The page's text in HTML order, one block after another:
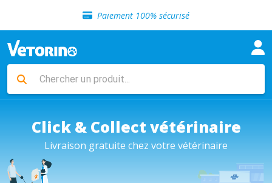
Paiement 100% sécurisé
Livraison gratuite en clinique vétérinaire
Sélection de croquettes vétérinaire
Livraison gratuite en clinique vétérinaire
Retour gratuit en clinique
Click & Collect vétérinaire
Livraison gratuite chez votre vétérinaire